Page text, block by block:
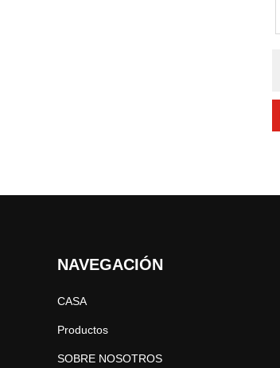
NAVEGACIÓN
CASA
Productos
SOBRE NOSOTROS